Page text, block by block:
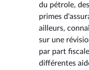
du pétrole,
primes
ailleurs,
sur une
par part
différentes